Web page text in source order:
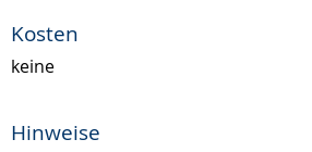
Kosten
keine
Hinweise